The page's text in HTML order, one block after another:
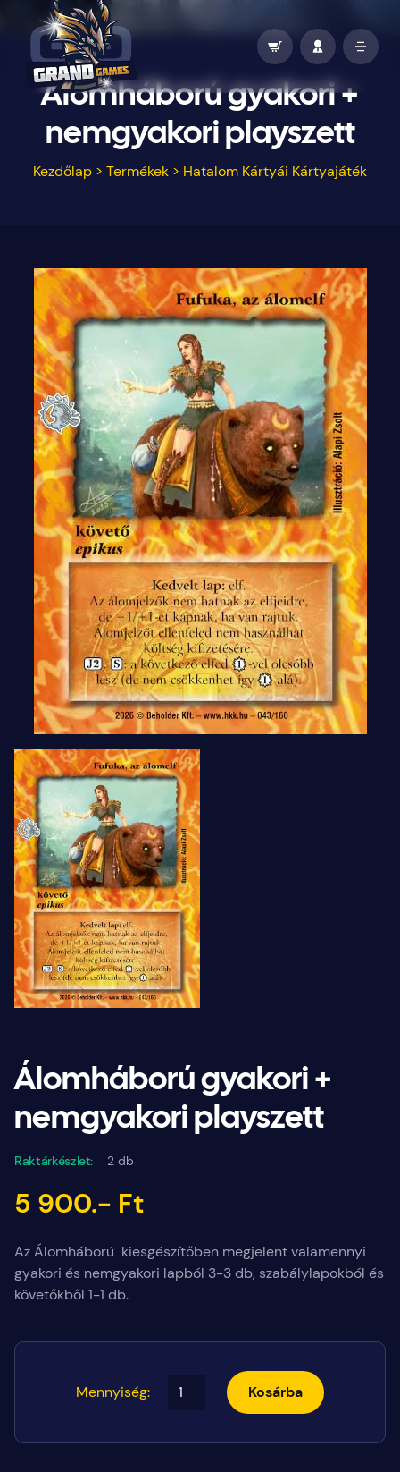
Álomháború gyakori +
nemgyakori playszett
Kezdőlap > Termékek > Hatalom Kártyái Kártyajáték
Álomháború gyakori +
nemgyakori playszett
Raktárkészlet: 2 db
5 900.- Ft
Az Álomháború kiesgészítőben megjelent valamennyi
gyakori és nemgyakori lapból 3-3 db, szabálylapokból és
követőkből 1-1 db.
Mennyiség: Kosárba